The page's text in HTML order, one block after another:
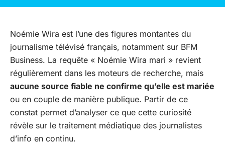
Noémie Wira est l’une des figures montantes du
journalisme télévisé français, notamment sur BFM
Business. La requête « Noémie Wira mari » revient
régulièrement dans les moteurs de recherche, mais
aucune source fiable ne confirme qu’elle est mariée
ou en couple de manière publique. Partir de ce
constat permet d’analyser ce que cette curiosité
révèle sur le traitement médiatique des journalistes
d’info en continu.